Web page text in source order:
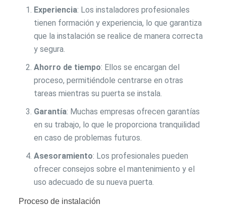
Experiencia: Los instaladores profesionales
tienen formación y experiencia, lo que garantiza
que la instalación se realice de manera correcta
y segura.
Ahorro de tiempo: Ellos se encargan del
proceso, permitiéndole centrarse en otras
tareas mientras su puerta se instala.
Garantía: Muchas empresas ofrecen garantías
en su trabajo, lo que le proporciona tranquilidad
en caso de problemas futuros.
Asesoramiento: Los profesionales pueden
ofrecer consejos sobre el mantenimiento y el
uso adecuado de su nueva puerta.
Proceso de instalación